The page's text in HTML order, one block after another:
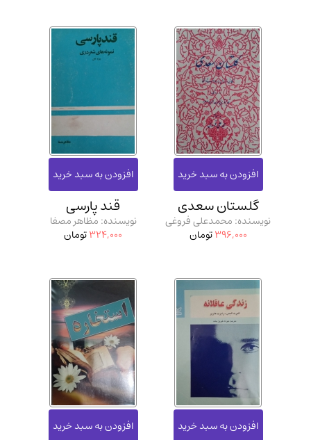
گلستان سعدی
نویسنده: محمدعلی فروغی
396,000تومان
قند پارسی
نویسنده: مظاهر مصفا
324,000تومان